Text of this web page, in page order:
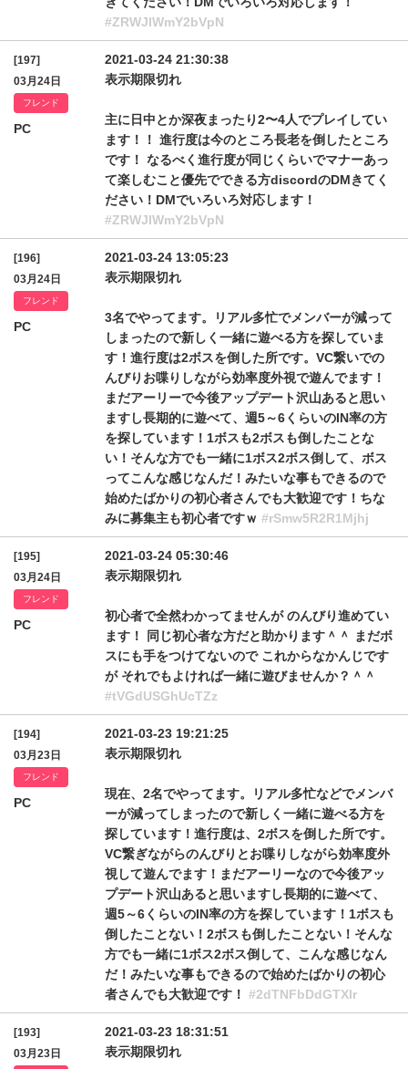
#ZRWJlWmY2bVpN
[197]
03月24日
フレンド
PC
2021-03-24 21:30:38
表示期限切れ
主に日中とか深夜まったり2〜4人でプレイしてい
ます！！ 進行度は今のところ長老を倒したところ
です！ なるべく進行度が同じくらいでマナーあっ
て楽しむこと優先でできる方discordのDMきてく
ださい！DMでいろいろ対応します！
#ZRWJlWmY2bVpN
[196]
03月24日
フレンド
PC
2021-03-24 13:05:23
表示期限切れ
3名でやってます。リアル多忙でメンバーが減って
しまったので新しく一緒に遊べる方を探していま
す！進行度は2ボスを倒した所です。VC繋いでの
んびりお喋りしながら効率度外視で遊んでます！
まだアーリーで今後アップデート沢山あると思い
ますし長期的に遊べて、週5～6くらいのIN率の方
を探しています！1ボスも2ボスも倒したことな
い！そんな方でも一緒に1ボス2ボス倒して、ボス
ってこんな感じなんだ！みたいな事もできるので
始めたばかりの初心者さんでも大歓迎です！ちな
みに募集主も初心者ですｗ #rSmw5R2R1Mjhj
[195]
03月24日
フレンド
PC
2021-03-24 05:30:46
表示期限切れ
初心者で全然わかってませんが のんびり進めてい
ます！ 同じ初心者な方だと助かります＾＾ まだボ
スにも手をつけてないので これからなかんじです
が それでもよければ一緒に遊びませんか？＾＾
#tVGdUSGhUcTZz
[194]
03月23日
フレンド
PC
2021-03-23 19:21:25
表示期限切れ
現在、2名でやってます。リアル多忙などでメンバ
ーが減ってしまったので新しく一緒に遊べる方を
探しています！進行度は、2ボスを倒した所です。
VC繋ぎながらのんびりとお喋りしながら効率度外
視して遊んでます！まだアーリーなので今後アッ
プデート沢山あると思いますし長期的に遊べて、
週5～6くらいのIN率の方を探しています！1ボスも
倒したことない！2ボスも倒したことない！そんな
方でも一緒に1ボス2ボス倒して、こんな感じなん
だ！みたいな事もできるので始めたばかりの初心
者さんでも大歓迎です！ #2dTNFbDdGTXlr
[193]
03月23日
2021-03-23 18:31:51
表示期限切れ